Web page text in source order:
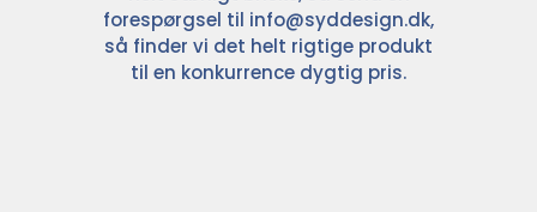
forespørgsel til info@syddesign.dk,
så finder vi det helt rigtige produkt
til en konkurrence dygtig pris.